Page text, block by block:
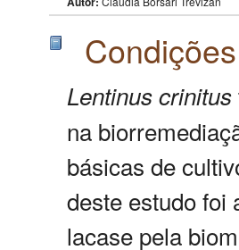
Lentinuscrinitus
na
básicas de
deste estudo foi
lacase pela